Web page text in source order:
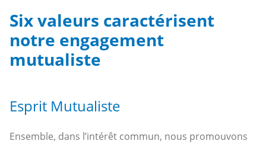
Six valeurs caractérisent
notre engagement
mutualiste
Esprit Mutualiste
Ensemble, dans l’intérêt commun, nous promouvons